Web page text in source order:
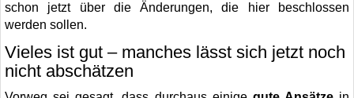
schon jetzt über die Änderungen, die hier beschlossen
werden sollen.
Vieles ist gut – manches lässt sich jetzt noch
nicht abschätzen